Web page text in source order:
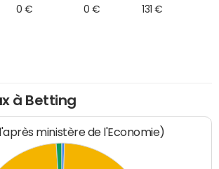
0 € 0 € 131 €
à Betting
ministère de l'Economie)